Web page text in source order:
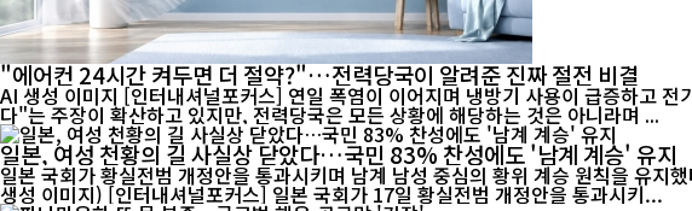
"에어컨 24시간 켜두면 더 절약?"…전력당국이 알려준 진짜 절전 비결
AI 생성 이미지 [인터내셔널포커스] 연일 폭염이 이어지며 냉방기 사용이 급증하고 전기요금 부담에 대한 우려도 커지고 있다. 최근 온라인에서는 "에어컨은 24시간 계속 켜두는 것이 오히려 전기료를 아낀
다"는 주장이 확산하고 있지만, 전력당국은 모든 상황에 해당하는 것은 아니라며 ...
일본, 여성 천황의 길 사실상 닫았다…국민 83% 찬성에도 '남계 계승' 유지
일본 국회가 황실전범 개정안을 통과시키며 남계 남성 중심의 황위 계승 원칙을 유
생성 이미지) [인터내셔널포커스] 일본 국회가 17일 황실전범 개정안을 통과시키...